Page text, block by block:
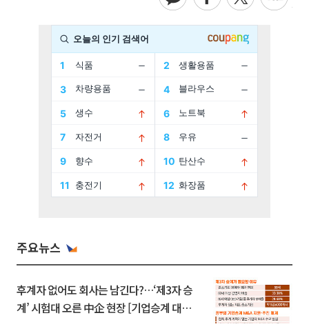
주요뉴스
후계자 없어도 회사는 남긴다?…‘제3자 승
계’ 시험대 오른 中企 현장 [기업승계 대전